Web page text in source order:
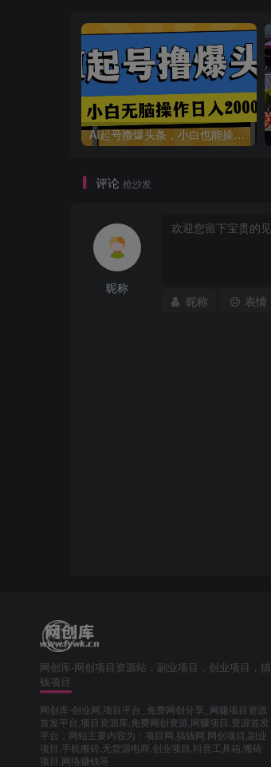
AI起号撸爆头条，小白也能操作，日入2000+
评论 抢沙发
昵称
昵称 表情
网创库-网创项目资源站，副业项目，创业项目，搞
钱项目
网创库-创业网,项目平台_免费网创分享_网赚项目资源
首发平台,项目资源库,免费网创资源,网赚项目,资源首发
平台，网站主要内容为：项目网,搞钱网,网创项目,副业
项目,手机搬砖,无货源电商,创业项目,抖音工具箱,搬砖
项目,网络赚钱等